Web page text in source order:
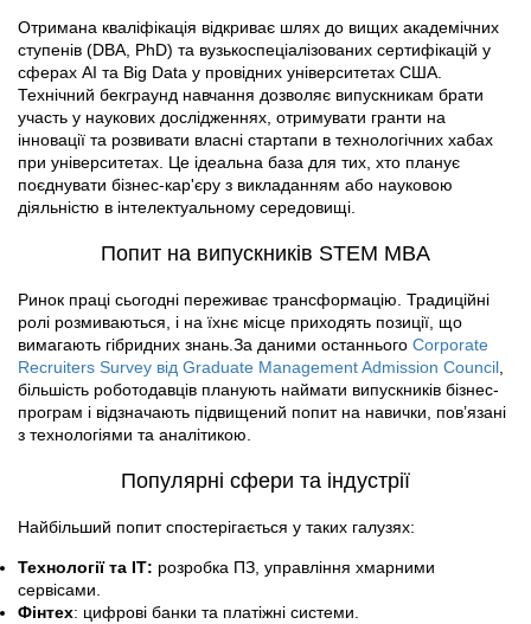
Отримана кваліфікація відкриває шлях до вищих академічних
ступенів (DBA, PhD) та вузькоспеціалізованих сертифікацій у
сферах AI та Big Data у провідних університетах США.
Технічний бекграунд навчання дозволяє випускникам брати
участь у наукових дослідженнях, отримувати гранти на
інновації та розвивати власні стартапи в технологічних хабах
при університетах. Це ідеальна база для тих, хто планує
поєднувати бізнес-кар'єру з викладанням або науковою
діяльністю в інтелектуальному середовищі.
Попит на випускників STEM MBA
Ринок праці сьогодні переживає трансформацію. Традиційні
ролі розмиваються, і на їхнє місце приходять позиції, що
вимагають гібридних знань.За даними останнього Corporate
Recruiters Survey від Graduate Management Admission Council
більшість роботодавців планують наймати випускників бізнес-
програм і відзначають підвищений попит на навички, пов’язані
з технологіями та аналітикою.
Популярні сфери та індустрії
Найбільший попит спостерігається у таких галузях:
Технології та ІТ: розробка ПЗ, управління хмарними
сервісами.
Фінтех: цифрові банки та платіжні системи.